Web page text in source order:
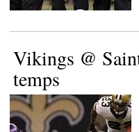
Vikings @
temps